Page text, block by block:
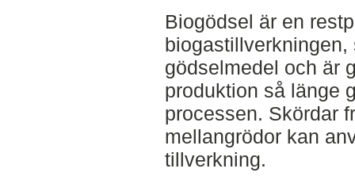
Biogödsel är en
gödselmedel och är
produktion så länge
processen. Skördar
mellangrödor kan
tillverkning.